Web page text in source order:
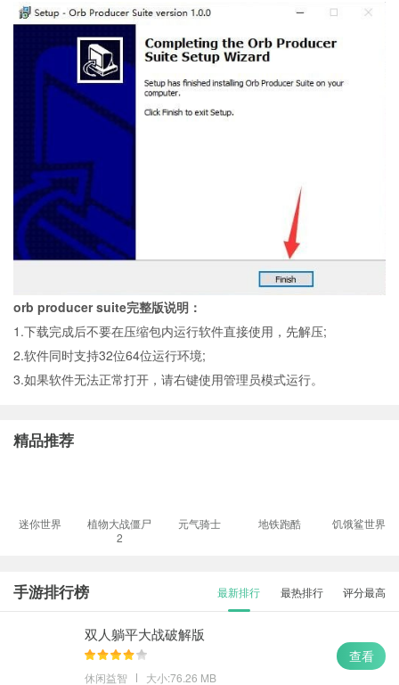
orb producer suite完整版说明：
1.下载完成后不要在压缩包内运行软件直接使用，先解压;
2.软件同时支持32位64位运行环境;
3.如果软件无法正常打开，请右键使用管理员模式运行。
精品推荐
迷你世界
植物大战僵尸
2
元气骑士 地铁跑酷 饥饿鲨世界
手游排行榜 最新排行 最热排行 评分最高
双人躺平大战破解版
休闲益智 大小:76.26 MB
查看